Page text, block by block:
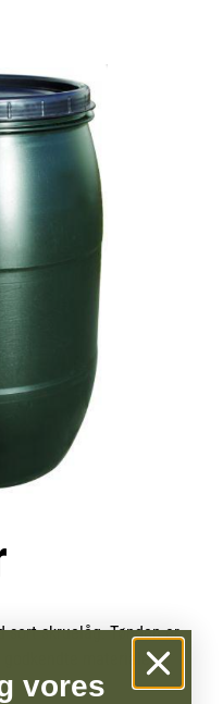
sort skruelåg. Tønden er
materialer.
vores